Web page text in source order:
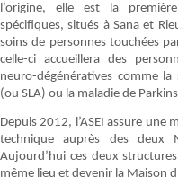
l’origine, elle est la
spécifiques, situés à Sana et
soins de personnes touchées
celle-ci accueillera des
neuro-dégénératives comme
(ou SLA) ou la maladie de
Depuis 2012, l’ASEI assure une
technique auprès des deux
Aujourd’hui ces deux
même lieu et devenir la Maison